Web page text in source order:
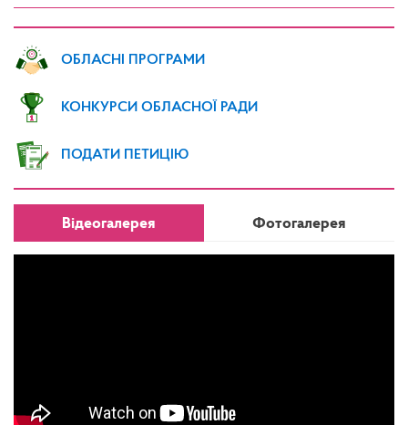
ОБЛАСНІ ПРОГРАМИ
КОНКУРСИ ОБЛАСНОЇ РАДИ
ПОДАТИ ПЕТИЦІЮ
Відеогалерея Фотогалерея